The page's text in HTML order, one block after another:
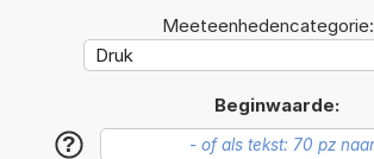
Meeteenhedencategorie:
Beginwaarde:
?